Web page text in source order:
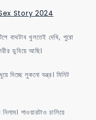
Story 2024
বাথটাব খুলতেই দেখি, পুরো
ডুবিয়ে আছি।
দিচ্ছে লুকনো যন্ত্র। মিনিট
শাওয়ারটাও চালিয়ে